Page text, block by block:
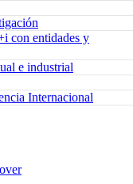
con entidades y
e industrial
Internacional